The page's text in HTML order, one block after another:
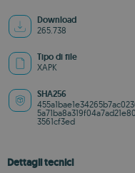
Download
265.738
Tipo di file
XAPK
SHA256
3561cf3ed
Dettagli tecnici